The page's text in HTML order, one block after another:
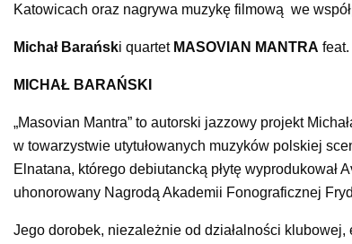
Katowicach oraz nagrywa muzykę filmową we
Michał Barański quartet MASOVIAN MANTRA feat.
MICHAŁ BARAŃSKI
„Masovian Mantra” to autorski jazzowy projekt
w towarzystwie utytułowanych muzyków polskiej
Elnatana, którego debiutancką płytę wyprodukował
uhonorowany Nagrodą Akademii Fonograficznej
Jego dorobek, niezależnie od działalności